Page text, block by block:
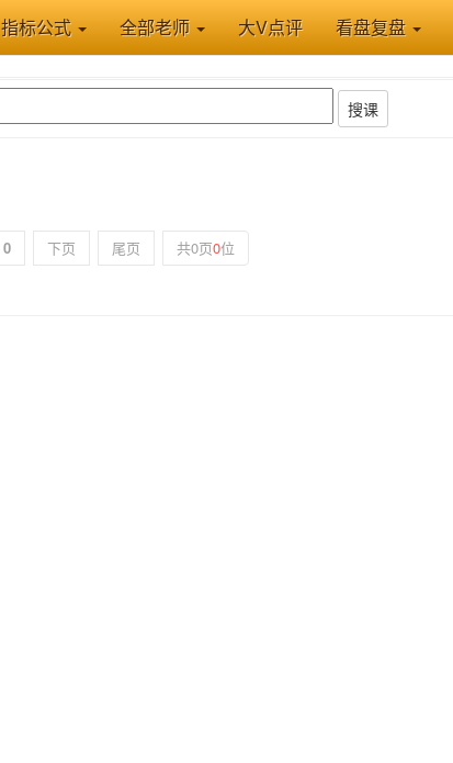
指标公式 全部老师 大V点评 看盘复盘
搜课
0 下页 尾页 共0页0位